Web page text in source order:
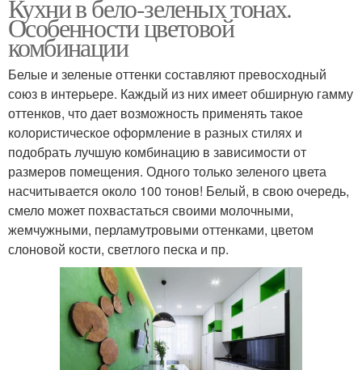
Кухни в бело-зеленых тонах.
Особенности цветовой
комбинации
Белые и зеленые оттенки составляют превосходный
союз в интерьере. Каждый из них имеет обширную гамму
оттенков, что дает возможность применять такое
колористическое оформление в разных стилях и
подобрать лучшую комбинацию в зависимости от
размеров помещения. Одного только зеленого цвета
насчитывается около 100 тонов! Белый, в свою очередь,
смело может похвастаться своими молочными,
жемчужными, перламутровыми оттенками, цветом
слоновой кости, светлого песка и пр.